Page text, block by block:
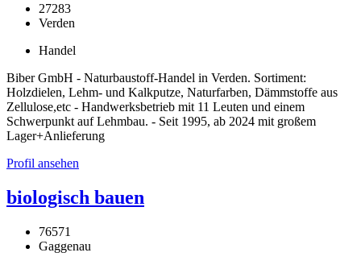
27283
Verden
Handel
Biber GmbH - Naturbaustoff-Handel in Verden. Sortiment:
Holzdielen, Lehm- und Kalkputze, Naturfarben, Dämmstoffe aus
Zellulose,etc - Handwerksbetrieb mit 11 Leuten und einem
Schwerpunkt auf Lehmbau. - Seit 1995, ab 2024 mit großem
Lager+Anlieferung
Profil ansehen
biologisch bauen
76571
Gaggenau